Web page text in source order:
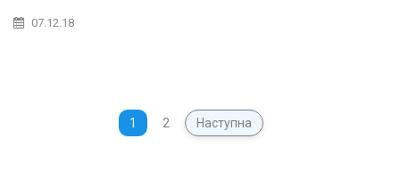
07.12.18
1 2 Наступна